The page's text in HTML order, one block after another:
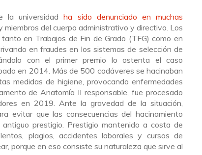
la universidadha sido denunciado en muchas
del cuerpo administrativo y directivo. Los
tanto en Trabajos de Fin de Grado (TFG) como en
en fraudes en los sistemas de selección de
con el primer premio lo ostenta el caso
en 2014. Más de 500 cadáveres se hacinaban
medidas de higiene, provocando enfermedades
de Anatomía II responsable, fue procesado
en 2019. Ante la gravedad de la situación,
evitar que las consecuencias del hacinamiento
prestigio. Prestigio mantenido a costa de
plagios, accidentes laborales y cursos de
porque en eso consiste su naturaleza que sirve al